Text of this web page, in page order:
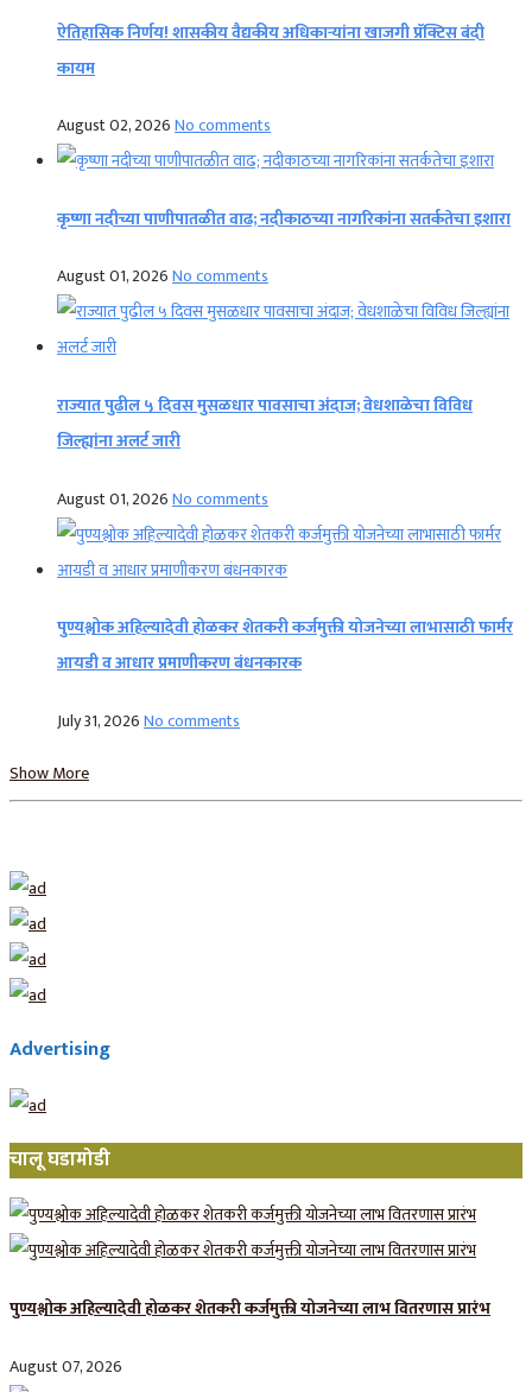
ऐतिहासिक निर्णय! शासकीय वैद्यकीय अधिकाऱ्यांना खाजगी प्रॅक्टिस बंदी
कायम
August 02, 2026No comments
कृष्णा नदीच्या पाणीपातळीत वाढ; नदीकाठच्या नागरिकांना सतर्कतेचा इशारा
August 01, 2026No comments
राज्यात पुढील ५ दिवस मुसळधार पावसाचा अंदाज; वेधशाळेचा विविध
जिल्ह्यांना अलर्ट जारी
August 01, 2026No comments
पुण्यश्लोक अहिल्यादेवी होळकर शेतकरी कर्जमुक्ती योजनेच्या लाभासाठी फार्मर
आयडी व आधार प्रमाणीकरण बंधनकारक
July 31, 2026No comments
Show More
Advertising
चालू घडामोडी
पुण्यश्लोक अहिल्यादेवी होळकर शेतकरी कर्जमुक्ती योजनेच्या लाभ वितरणास प्रारंभ
August 07, 2026